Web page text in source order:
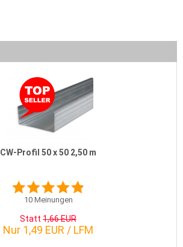
CW-Profil 50 x 50 2,50 m
10Meinungen
Statt 1,66 EUR
Nur 1,49 EUR / LFM